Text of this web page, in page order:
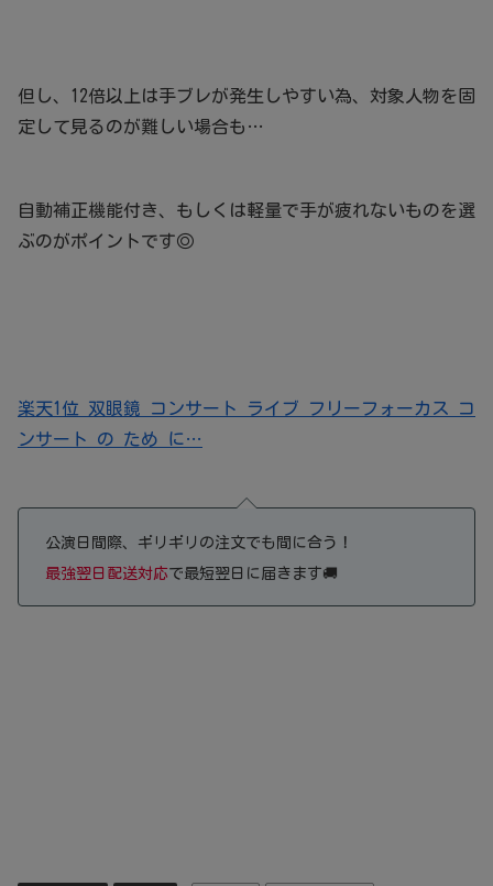
但し、12倍以上は手ブレが発生しやすい為、対象人物を固
定して見るのが難しい場合も…
自動補正機能付き、もしくは軽量で手が疲れないものを選
ぶのがポイントです◎
楽天1位 双眼鏡 コンサート ライブ フリーフォーカス コ
ンサート の ため に…
公演日間際、ギリギリの注文でも間に合う！
最強翌日配送対応で最短翌日に届きます🚚